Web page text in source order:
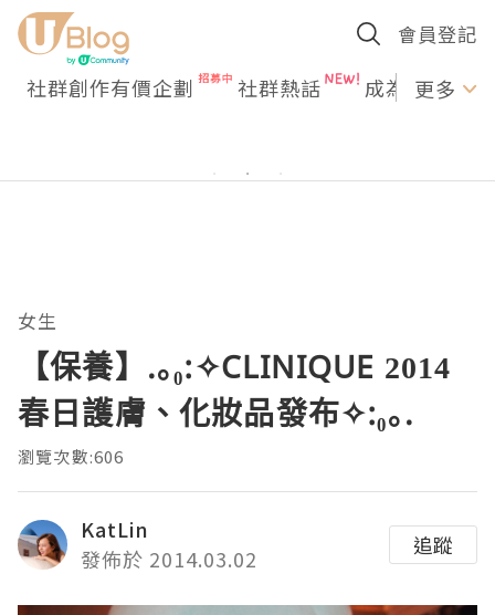
會員登記
社群創作有價企劃 社群熱話 成為U更多
女生
【保養】.｡₀:✧CLINIQUE 2014
春日護膚、化妝品發布✧:₀｡.
瀏覽次數:606
KatLin
發佈於 2014.03.02
追蹤